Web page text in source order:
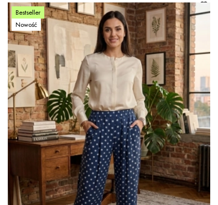
Bestseller
Nowość